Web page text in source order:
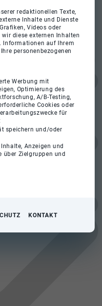
redaktionellen Texte,
Inhalte und Dienste
Videos oder
wir diese externen Inhalten
Informationen auf Ihrem
personenbezogenen
Werbung mit
Optimierung des
A/B-Testing,
Cookies oder
für
speichern und/oder
Anzeigen und
über Zielgruppen und
KONTAKT